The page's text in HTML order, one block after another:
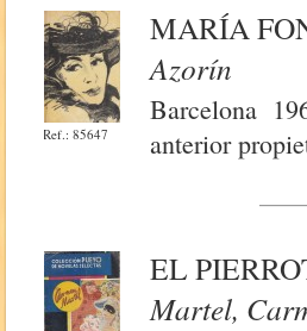
Ref.: 85647
MARÍA
Azorín
Barcelona
anterior
EL
Martel,